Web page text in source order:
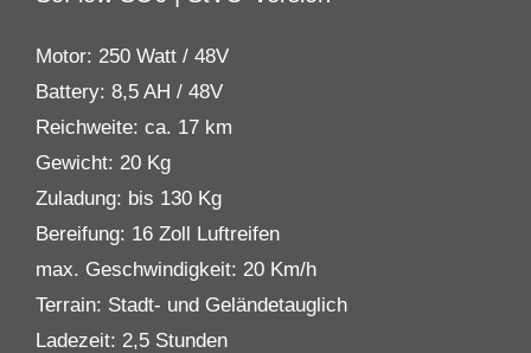
Motor: 250 Watt / 48V
Battery: 8,5 AH / 48V
Reichweite: ca. 17 km
Gewicht: 20 Kg
Zuladung: bis 130 Kg
Bereifung: 16 Zoll Luftreifen
max. Geschwindigkeit: 20 Km/h
Terrain: Stadt- und Geländetauglich
Ladezeit: 2,5 Stunden